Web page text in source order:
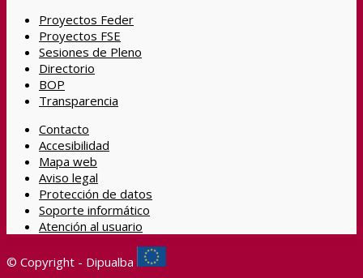
Proyectos Feder
Proyectos FSE
Sesiones de Pleno
Directorio
BOP
Transparencia
Contacto
Accesibilidad
Mapa web
Aviso legal
Protección de datos
Soporte informático
Atención al usuario
© Copyright - Dipualba